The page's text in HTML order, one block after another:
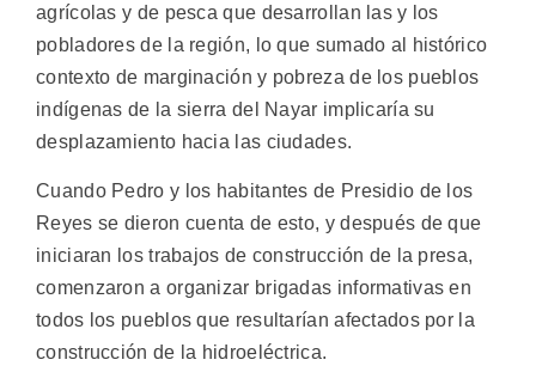
agrícolas y de pesca que desarrollan las y los
pobladores de la región, lo que sumado al histórico
contexto de marginación y pobreza de los pueblos
indígenas de la sierra del Nayar implicaría su
desplazamiento hacia las ciudades.
Cuando Pedro y los habitantes de Presidio de los
Reyes se dieron cuenta de esto, y después de que
iniciaran los trabajos de construcción de la presa,
comenzaron a organizar brigadas informativas en
todos los pueblos que resultarían afectados por la
construcción de la hidroeléctrica.